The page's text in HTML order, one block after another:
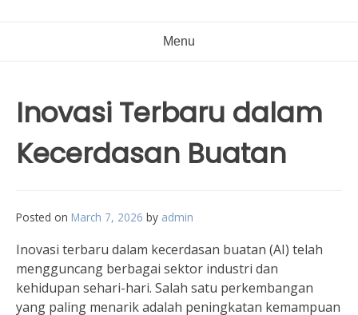
Menu
Inovasi Terbaru dalam
Kecerdasan Buatan
Posted on March 7, 2026 by admin
Inovasi terbaru dalam kecerdasan buatan (AI) telah
mengguncang berbagai sektor industri dan
kehidupan sehari-hari. Salah satu perkembangan
yang paling menarik adalah peningkatan kemampuan